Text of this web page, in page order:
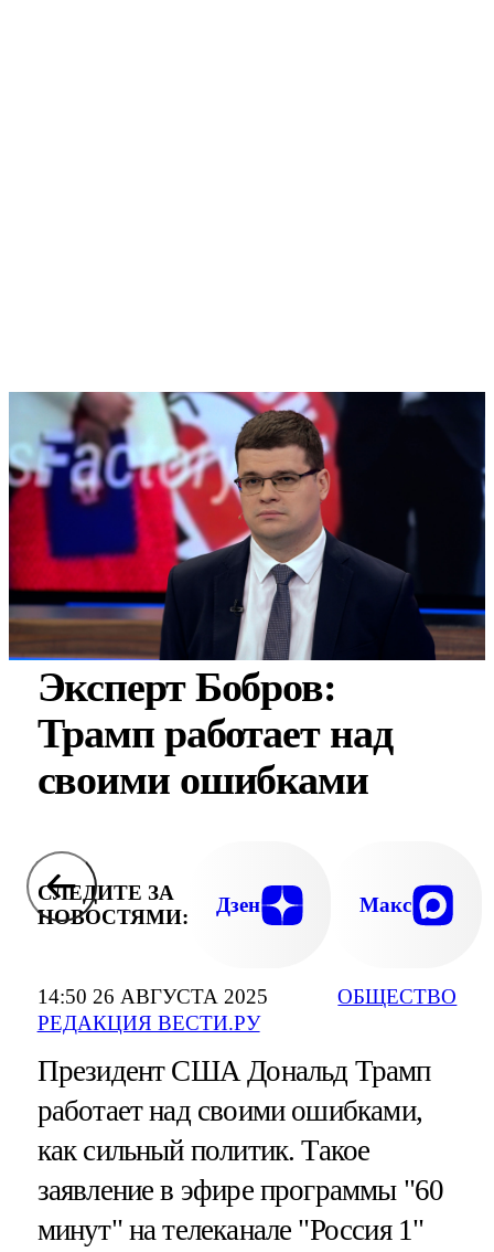
14:50 26 АВГУСТА 2025
РЕДАКЦИЯ ВЕСТИ.РУ
ОБЩЕСТВО
Эксперт Бобров:
Трамп работает над
своими ошибками
СЛЕДИТЕ ЗА
НОВОСТЯМИ:
Дзен Макс
Президент США Дональд Трамп
работает над своими ошибками,
как сильный политик. Такое
заявление в эфире программы "60
минут" на телеканале "Россия 1"